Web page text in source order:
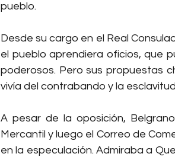
pueblo.
Desde su cargo en el Real
el pueblo aprendiera oficios, que
poderosos. Pero sus propuestas
vivía del contrabando y la
A pesar de la oposición,
Mercantil y luego el Correo de
en la especulación. Admiraba a